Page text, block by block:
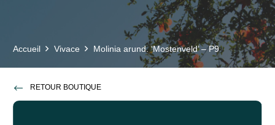
Accueil Vivace Molinia arund. ‘Mostenveld’ – P9
RETOUR BOUTIQUE